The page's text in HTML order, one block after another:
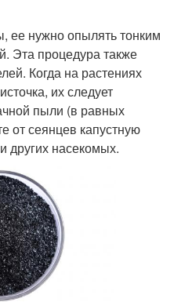
ее нужно опылять тонким
Эта процедура также
Когда на растениях
их следует
пыли (в равных
от сеянцев капустную
других насекомых.